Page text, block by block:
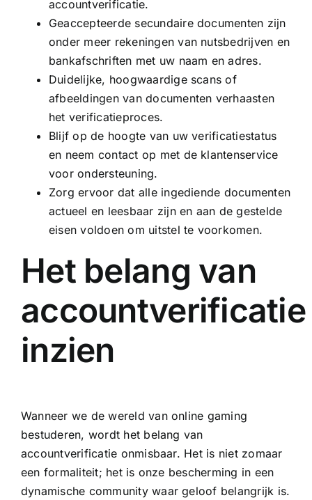
accountverificatie.
Geaccepteerde secundaire documenten zijn
onder meer rekeningen van nutsbedrijven en
bankafschriften met uw naam en adres.
Duidelijke, hoogwaardige scans of
afbeeldingen van documenten verhaasten
het verificatieproces.
Blijf op de hoogte van uw verificatiestatus
en neem contact op met de klantenservice
voor ondersteuning.
Zorg ervoor dat alle ingediende documenten
actueel en leesbaar zijn en aan de gestelde
eisen voldoen om uitstel te voorkomen.
Het belang van
accountverificatie
inzien
Wanneer we de wereld van online gaming
bestuderen, wordt het belang van
accountverificatie onmisbaar. Het is niet zomaar
een formaliteit; het is onze bescherming in een
dynamische community waar geloof belangrijk is.